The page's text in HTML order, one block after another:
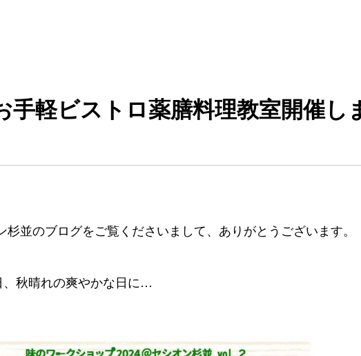
手軽ビストロ薬膳料理教室開催し
杉並のブログをご覧くださいまして、ありがとうございます。
、秋晴れの爽やかな日に…